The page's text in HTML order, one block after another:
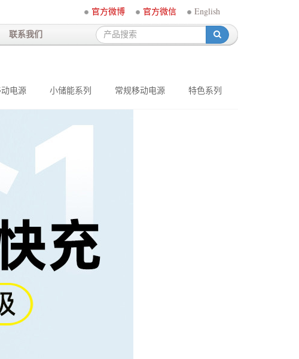
官方微博 官方微信 English
联系我们
电源 小储能系列 常规移动电源 特色系列